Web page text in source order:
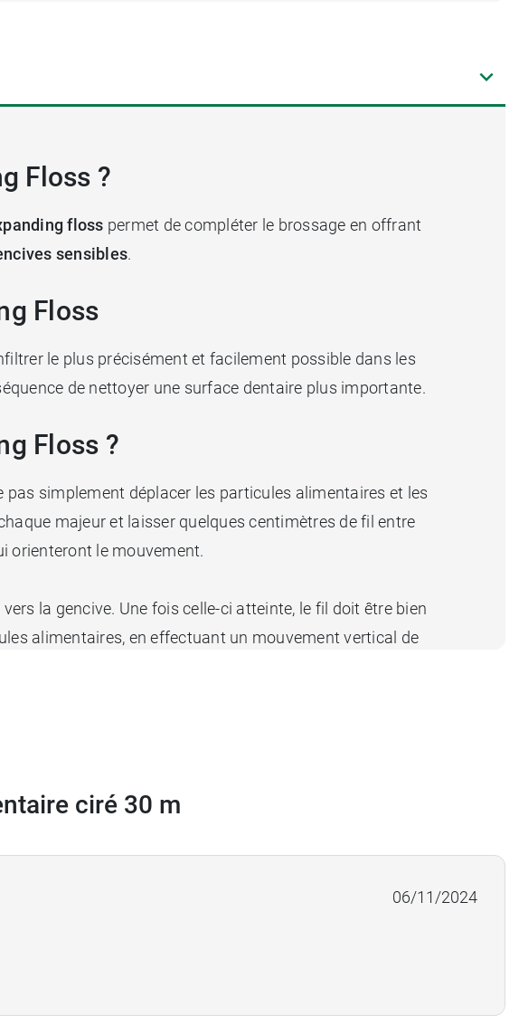
Floss ?
floss permet de compléter le brossage en offrant
sensibles.
Floss
le plus précisément et facilement possible dans les
de nettoyer une surface dentaire plus importante.
Floss ?
simplement déplacer les particules alimentaires et les
majeur et laisser quelques centimètres de fil entre
orienteront le mouvement.
la gencive. Une fois celle-ci atteinte, le fil doit être bien
alimentaires, en effectuant un mouvement vertical de
s’assurer de la réussite de l’opération. D'autre part, les
ciré 30 m
06/11/2024